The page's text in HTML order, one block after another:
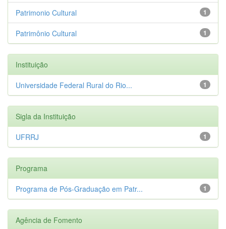
1
Patrimonio Cultural
1
Patrimônio Cultural
Instituição
1
Universidade Federal Rural do Rio...
Sigla da Instituição
1
UFRRJ
Programa
1
Programa de Pós-Graduação em Patr...
Agência de Fomento